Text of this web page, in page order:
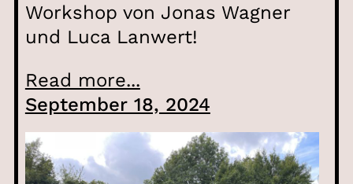
Workshop von Jonas Wagner
und Luca Lanwert!
Read more...
September 18, 2024